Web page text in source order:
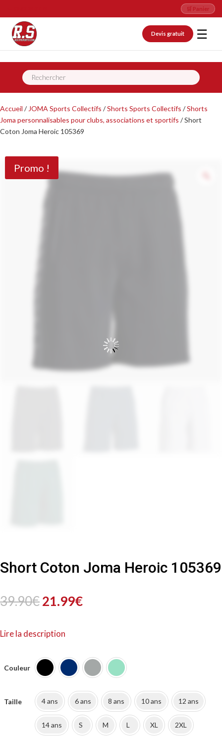
🛒 Panier
Devis gratuit ☰
Recherche
de
Accueil / JOMA Sports Collectifs /Shorts Sports Collectifs /Shorts
Joma personnalisables pour clubs, associations et sportifs / Short
Coton Joma Heroic 105369
Promo !
Short Coton Joma Heroic 105369
39.90€Le
était :
39.90€.
21.99€Le
est :
21.99€.
Lire la description
Couleur
Taille 4 ans 6 ans 8 ans 10 ans 12 ans
14 ans S M L XL 2XL